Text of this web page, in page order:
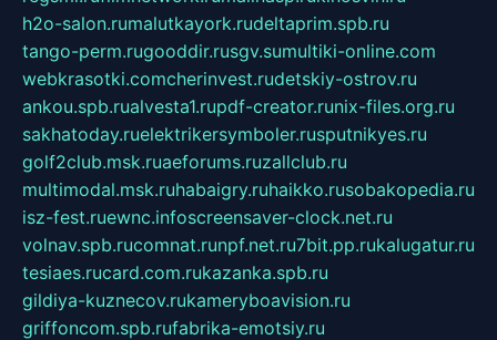
h2o-salon.rumalutkayork.rudeltaprim.spb.ru
tango-perm.rugooddir.rusgv.sumultiki-online.com
webkrasotki.comcherinvest.rudetskiy-ostrov.ru
ankou.spb.rualvesta1.rupdf-creator.runix-files.org.ru
sakhatoday.ruelektrikersymboler.rusputnikyes.ru
golf2club.msk.ruaeforums.ruzallclub.ru
multimodal.msk.ruhabaigry.ruhaikko.rusobakopedia.ru
isz-fest.ruewnc.infoscreensaver-clock.net.ru
volnav.spb.rucomnat.runpf.net.ru7bit.pp.rukalugatur.ru
tesiaes.rucard.com.rukazanka.spb.ru
gildiya-kuznecov.rukameryboavision.ru
griffoncom.spb.rufabrika-emotsiy.ru